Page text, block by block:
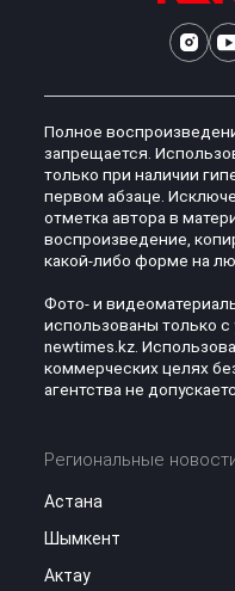
Полное
запрещается.
только при наличии
первом абзаце.
отметка автора в
воспроизведение,
какой-либо форме на
Фото- и
использованы только с
newtimes.kz.
коммерческих целях
агентства не
Региональные
Астана
Шымкент
Актау